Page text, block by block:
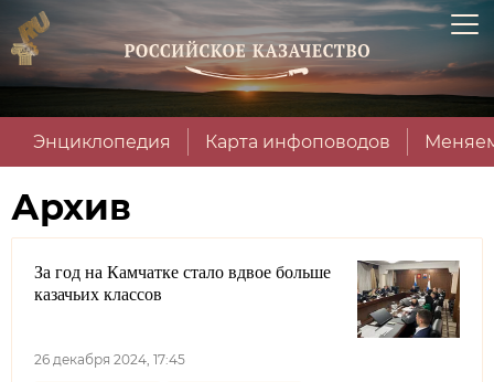
Энциклопедия Карта инфоповодов
Архив
За год на Камчатке стало вдвое больше
казачьих классов
26 декабря 2024, 17:45